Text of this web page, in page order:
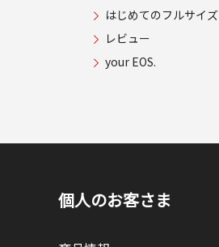
はじめてのフルサイズ
レビュー
your EOS.
個人のお客さま